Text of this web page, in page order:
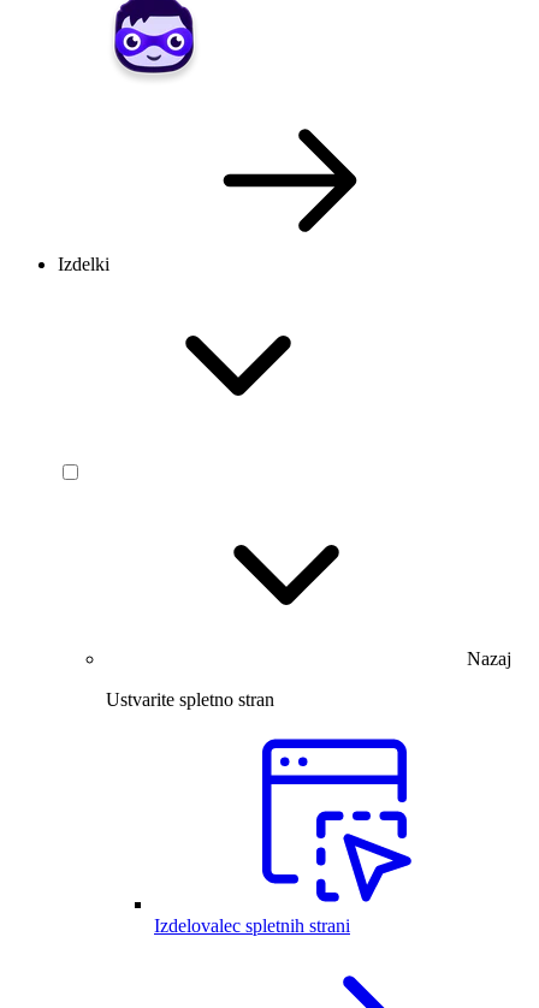
Izdelki
Nazaj
Ustvarite spletno stran
Izdelovalec spletnih strani